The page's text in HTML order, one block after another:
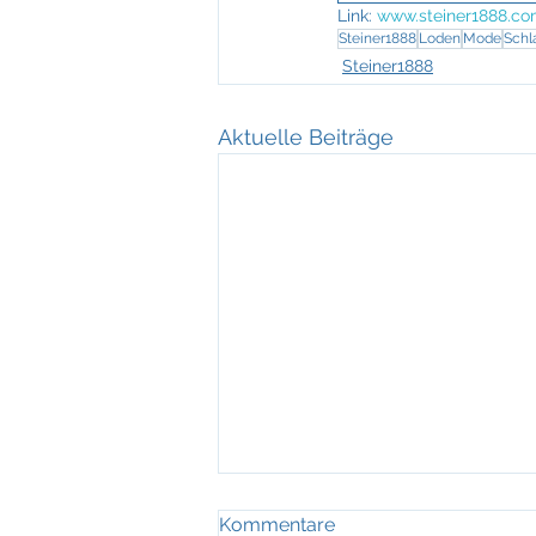
Link:
Steiner1888 Loden Mode
Steiner1888
Aktuelle Beiträge
Ennstal Picnic machte
Kommentare